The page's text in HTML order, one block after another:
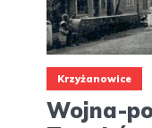
Krzyżanowice
Wojna-